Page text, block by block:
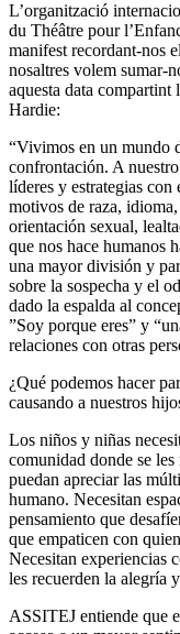
L’organització
du Théâtre pour
manifest recordant-nos
nosaltres volem sumar-
aquesta data compartint
Hardie:
“Vivimos en un mundo
confrontación. A
líderes y estrategias
motivos de raza,
orientación sexual,
que nos hace humanos
una mayor división y
sobre la sospecha y el
dado la espalda al
”Soy porque eres” y
relaciones con otras
¿Qué podemos hacer
causando a nuestros
Los niños y niñas
comunidad donde se
puedan apreciar las
humano. Necesitan
pensamiento que
que empaticen con
Necesitan experiencias
les recuerden la alegría
ASSITEJ entiende que